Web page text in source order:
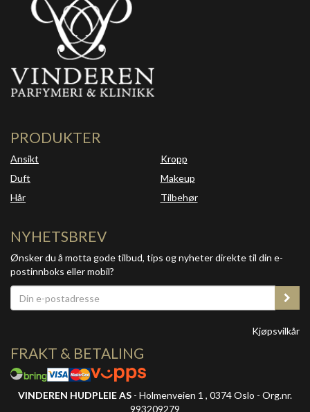
PRODUKTER
Ansikt
Duft
Hår
Kropp
Makeup
Tilbehør
NYHETSBREV
Ønsker du å motta gode tilbud, tips og nyheter direkte til din e-
postinnboks eller mobil?
Kjøpsvilkår
FRAKT & BETALING
VINDEREN HUDPLEIE AS - Holmenveien 1 , 0374 Oslo - Org.nr.
993209279